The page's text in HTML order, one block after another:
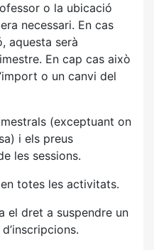
o la ubicació
necessari. En cas
aquesta serà
En cap cas això
o un canvi del
(exceptuant on
i els preus
les sessions.
totes les activitats.
el dret a suspendre un